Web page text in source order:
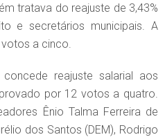
tratava do reajuste de 3,43%
e secretários municipais. A
a cinco.
reajuste salarial aos
por 12 votos a quatro.
Ênio Talma Ferreira de
dos Santos (DEM), Rodrigo